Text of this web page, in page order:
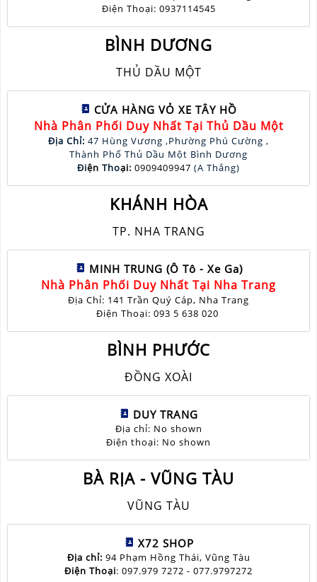
Điện Thoại: 0937114545
BÌNH DƯƠNG
THỦ DẦU MỘT
CỬA HÀNG VỎ XE TÂY HỒ
Nhà Phân Phối Duy Nhất Tại Thủ Dầu Một
Địa Chỉ: 47 Hùng Vương ,Phường Phú Cường ,
Thành Phố Thủ Dầu Một Bình Dương
Điện Thoại: 0909409947 (A Thắng)
KHÁNH HÒA
TP. NHA TRANG
MINH TRUNG (Ô Tô - Xe Ga)
Nhà Phân Phối Duy Nhất Tại Nha Trang
Địa Chỉ: 141 Trần Quý Cáp, Nha Trang
Điện Thoại: 093 5 638 020
BÌNH PHƯỚC
ĐỒNG XOÀI
DUY TRANG
Địa chỉ: No shown
Điện thoại: No shown
BÀ RỊA - VŨNG TÀU
VŨNG TÀU
X72 SHOP
Địa chỉ: 94 Phạm Hồng Thái, Vũng Tàu
Điện Thoại: 097.979 7272 - 077.9797272